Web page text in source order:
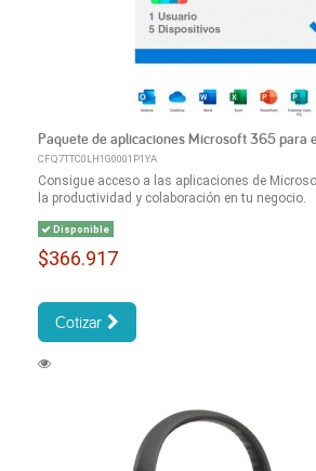
Paquete de aplicaciones Microsoft 365 para
CFQ7TTC0LH1G0001P1YA
Consigue acceso a las aplicaciones de
la productividad y colaboración en tu negocio.
Disponible
$366.917
Cotizar